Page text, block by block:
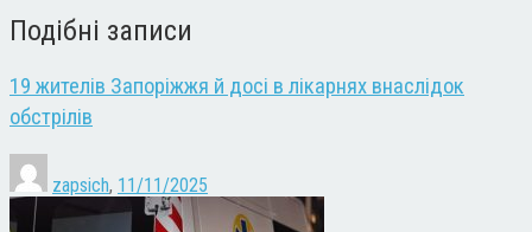
Подібні записи
19 жителів Запоріжжя й досі в лікарнях внаслідок
обстрілів
zapsich, 11/11/2025